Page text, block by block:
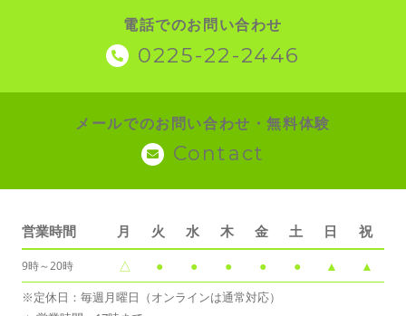
電話でのお問い合わせ
0225-22-2446
メールでのお問い合わせ・無料体験
Contact
営業時間 月 火 水 木 金 土 日 祝
9時～20時 △ ● ● ● ● ● ▲ ▲
※定休日：毎週月曜日（オンラインは通常対応）